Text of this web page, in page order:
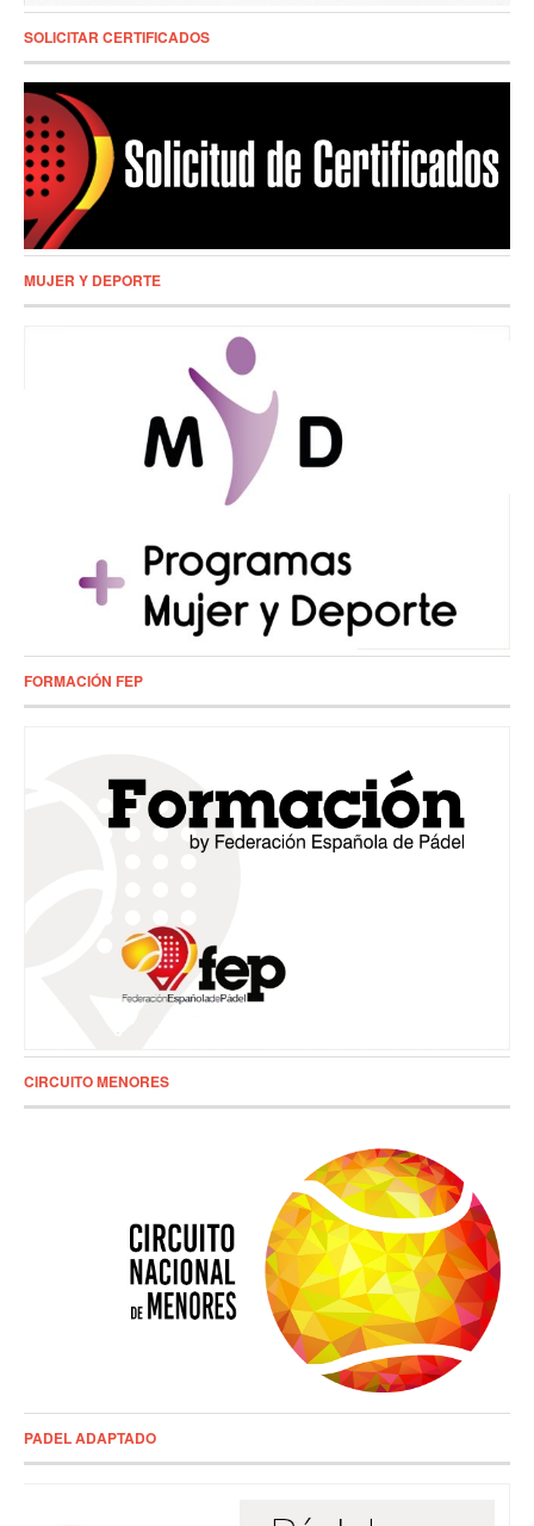
SOLICITAR CERTIFICADOS
MUJER Y DEPORTE
FORMACIÓN FEP
CIRCUITO MENORES
PADEL ADAPTADO